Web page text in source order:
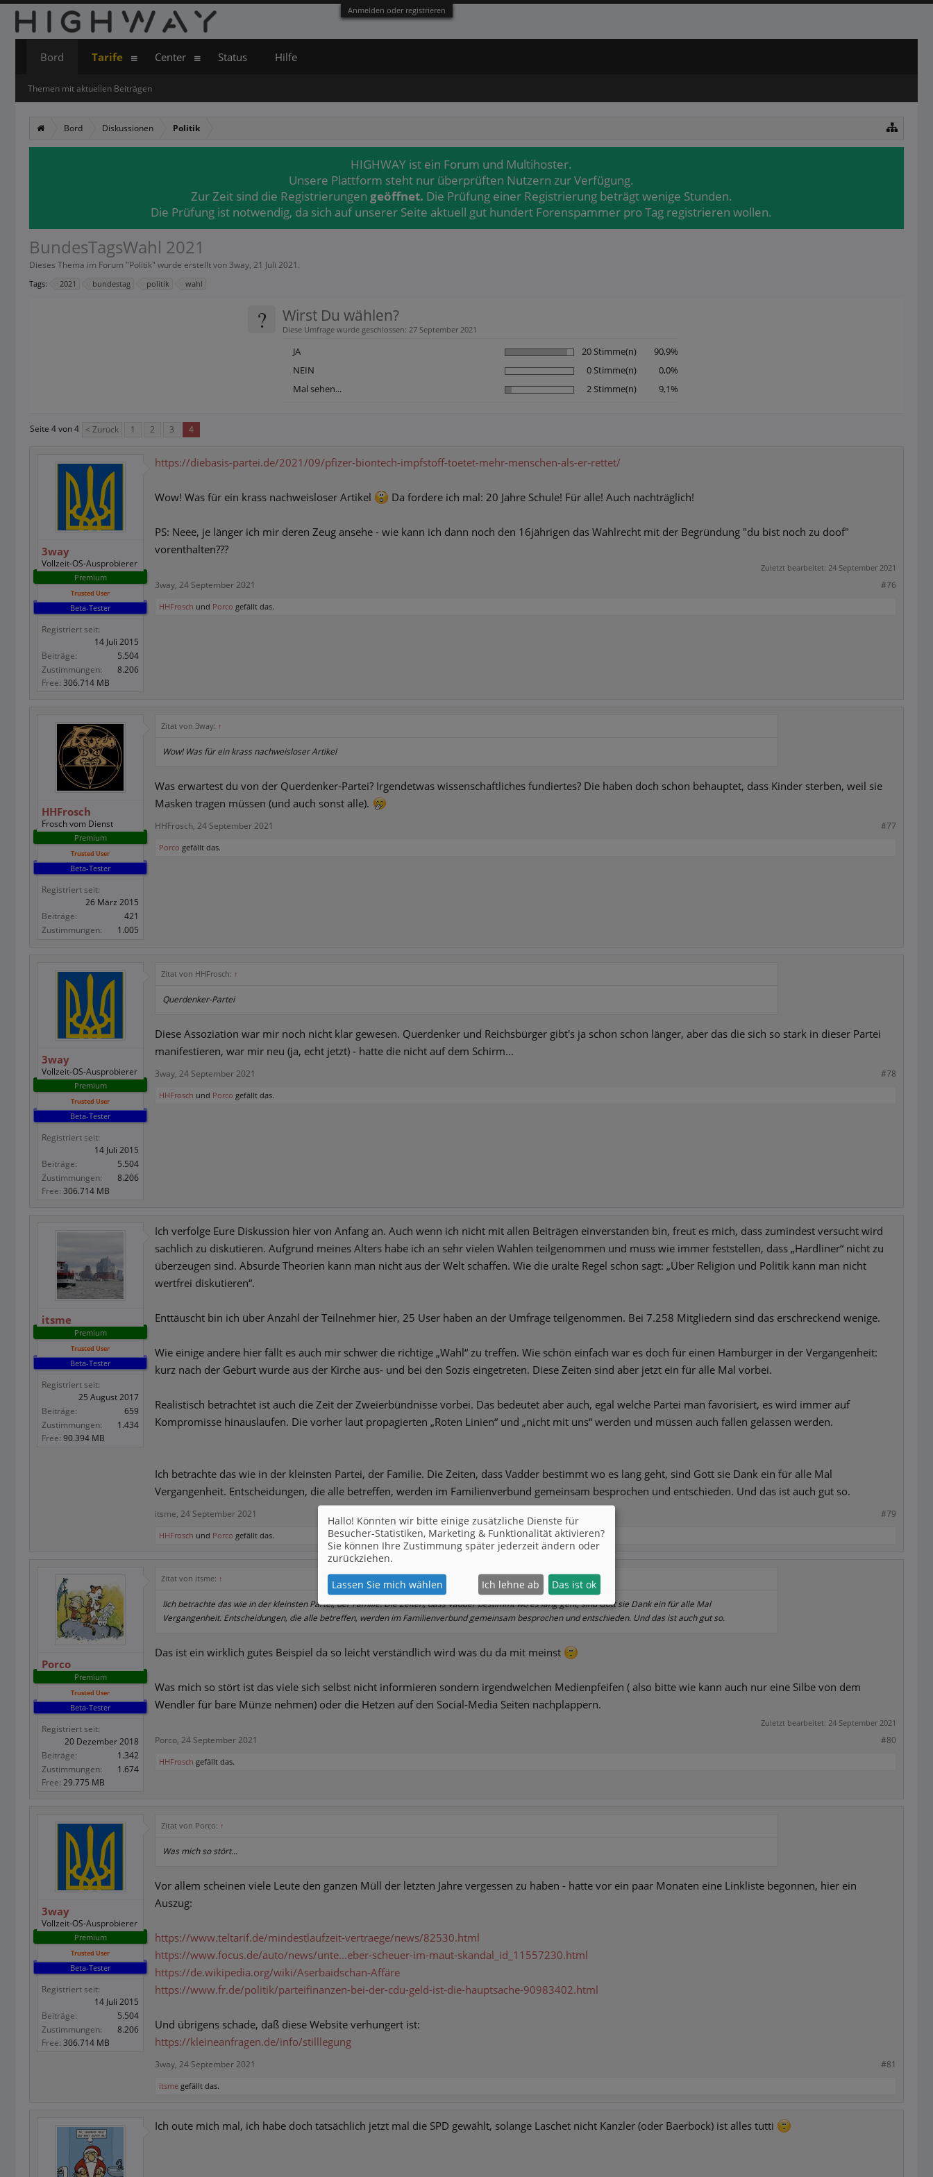
Anmelden oder registrieren
Bord Diskussionen Politik
HIGHWAY ist ein Forum und Multihoster.
Unsere Plattform steht nur überprüften Nutzern zur Verfügung.
Zur Zeit sind die Registrierungen geöffnet. Die Prüfung einer Registrierung beträgt wenige Stunden.
Die Prüfung ist notwendig, da sich auf unserer Seite aktuell gut hundert Forenspammer pro Tag registrieren wollen.
BundesTagsWahl 2021
Dieses Thema im Forum "Politik" wurde erstellt von 3way, 21 Juli 2021 .
Tags: 2021 bundestag politik wahl
? Wirst Du wählen?
Diese Umfrage wurde geschlossen: 27 September 2021
JA 20 Stimme(n)
90,9%
NEIN
0 Stimme(n)
0,0%
Mal sehen...
2 Stimme(n) 9,1%
Seite 4 von 4 < Zurück 1 2 3 4
3way
Vollzeit-OS-Ausprobierer
Premium
Trusted User
Beta-Tester
Registriert seit:
14 Juli 2015
Beiträge:
5.504
Zustimmungen:
8.206
Free: 306.714 MB
https://diebasis-partei.de/2021/09/pfizer-biontech-impfstoff-toetet-mehr-menschen-als-er-rettet/
Wow! Was für ein krass nachweisloser Artikel Da fordere ich mal: 20 Jahre Schule! Für alle! Auch nachträglich!
PS: Neee, je länger ich mir deren Zeug ansehe - wie kann ich dann noch den 16jährigen das Wahlrecht mit der Begründung "du bist noch zu doof"
vorenthalten???
Zuletzt bearbeitet: 24 September 2021
3way, 24 September 2021 #76
HHFrosch und Porco gefällt das.
HHFrosch
Frosch vom Dienst
Premium
Trusted User
Beta-Tester
Registriert seit:
26 März 2015
Beiträge:
421
Zustimmungen:
1.005
Zitat von 3way: ↑
Wow! Was für ein krass nachweisloser Artikel
Was erwartest du von der Querdenker-Partei? Irgendetwas wissenschaftliches fundiertes? Die haben doch schon behauptet, dass Kinder sterben, weil sie
Masken tragen müssen (und auch sonst alle).
HHFrosch, 24 September 2021 #77
Porco gefällt das.
3way
Vollzeit-OS-Ausprobierer
Premium
Trusted User
Beta-Tester
Registriert seit:
14 Juli 2015
Beiträge:
5.504
Zustimmungen:
8.206
Free: 306.714 MB
Zitat von HHFrosch: ↑
Querdenker-Partei
Diese Assoziation war mir noch nicht klar gewesen. Querdenker und Reichsbürger gibt's ja schon schon länger, aber das die sich so stark in dieser Partei
manifestieren, war mir neu (ja, echt jetzt) - hatte die nicht auf dem Schirm...
3way, 24 September 2021 #78
HHFrosch und Porco gefällt das.
itsme
Premium
Trusted User
Beta-Tester
Registriert seit:
25 August 2017
Beiträge:
659
Zustimmungen:
1.434
Free: 90.394 MB
Ich verfolge Eure Diskussion hier von Anfang an. Auch wenn ich nicht mit allen Beiträgen einverstanden bin, freut es mich, dass zumindest versucht wird
sachlich zu diskutieren. Aufgrund meines Alters habe ich an sehr vielen Wahlen teilgenommen und muss wie immer feststellen, dass „Hardliner“ nicht zu
überzeugen sind. Absurde Theorien kann man nicht aus der Welt schaffen. Wie die uralte Regel schon sagt: „Über Religion und Politik kann man nicht
wertfrei diskutieren“.
Enttäuscht bin ich über Anzahl der Teilnehmer hier, 25 User haben an der Umfrage teilgenommen. Bei 7.258 Mitgliedern sind das erschreckend wenige.
Wie einige andere hier fällt es auch mir schwer die richtige „Wahl“ zu treffen. Wie schön einfach war es doch für einen Hamburger in der Vergangenheit:
kurz nach der Geburt wurde aus der Kirche aus- und bei den Sozis eingetreten. Diese Zeiten sind aber jetzt ein für alle Mal vorbei.
Realistisch betrachtet ist auch die Zeit der Zweierbündnisse vorbei. Das bedeutet aber auch, egal welche Partei man favorisiert, es wird immer auf
Kompromisse hinauslaufen. Die vorher laut propagierten „Roten Linien“ und „nicht mit uns“ werden und müssen auch fallen gelassen werden.
Ich betrachte das wie in der kleinsten Partei, der Familie. Die Zeiten, dass Vadder bestimmt wo es lang geht, sind Gott sie Dank ein für alle Mal
Vergangenheit. Entscheidungen, die alle betreffen, werden im Familienverbund gemeinsam besprochen und entschieden. Und das ist auch gut so.
itsme, 24 September 2021 #79
HHFrosch und Porco gefällt das.
Porco
Premium
Trusted User
Beta-Tester
Registriert seit:
20 Dezember 2018
Beiträge:
1.342
Zustimmungen:
1.674
Free: 29.775 MB
Zitat von itsme: ↑
IIch betrachte das wie in der kleinsten Partei, der Familie. Die Zeiten, dass Vadder bestimmt wo es lang geht, sind Gott sie Dank ein für alle Mal
Vergangenheit. Entscheidungen, die alle betreffen, werden im Familienverbund gemeinsam besprochen und entschieden. Und das ist auch gut so.
Das ist ein wirklich gutes Beispiel da so leicht verständlich wird was du da mit meinst
Was mich so stört ist das viele sich selbst nicht informieren sondern irgendwelchen Medienpfeifen ( also bitte wie kann auch nur eine Silbe von dem
Wendler für bare Münze nehmen) oder die Hetzen auf den Social-Media Seiten nachplappern.
Zuletzt bearbeitet: 24 September 2021
Porco, 24 September 2021 #80
HHFrosch gefällt das.
3way
Vollzeit-OS-Ausprobierer
Premium
Trusted User
Beta-Tester
Registriert seit:
14 Juli 2015
Beiträge:
5.504
Zustimmungen:
8.206
Free: 306.714 MB
Zitat von Porco: ↑
Was mich so stört...
Vor allem scheinen viele Leute den ganzen Müll der letzten Jahre vergessen zu haben - hatte vor ein paar Monaten eine Linkliste begonnen, hier ein
Auszug:
https://www.teltarif.de/mindestlaufzeit-vertraege/news/82530.html
https://www.focus.de/auto/news/unte...eber-scheuer-im-maut-skandal_id_11557230.html
https://de.wikipedia.org/wiki/Aserbaidschan-Affäre
https://www.fr.de/politik/parteifinanzen-bei-der-cdu-geld-ist-die-hauptsache-90983402.html
Und übrigens schade, daß diese Website verhungert ist:
https://kleineanfragen.de/info/stilllegung
3way, 24 September 2021 #81
itsme gefällt das.
Ich oute mich mal, ich habe doch tatsächlich jetzt mal die SPD gewählt, solange Laschet nicht Kanzler (oder Baerbock) ist alles tutti
Bord
Themen mit aktuellen Beiträgen
Tarife Center Status Hilfe
Hallo! Könnten wir bitte einige zusätzliche Dienste für
Besucher-Statistiken, Marketing & Funktionalität aktivieren?
Sie können Ihre Zustimmung später jederzeit ändern oder
zurückziehen.
Lassen Sie mich wählen Ich lehne ab Das ist ok